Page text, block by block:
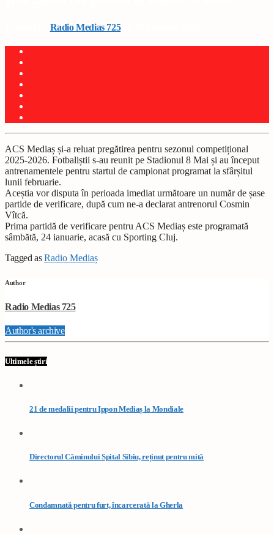
Radio Medias 725on 19 ianuarie 2026
ACS Mediaș și-a reluat pregătirea pentru sezonul competițional
2025-2026. Fotbaliștii s-au reunit pe Stadionul 8 Mai și au început
antrenamentele pentru startul de campionat programat la sfârșitul
lunii februarie.
Aceștia vor disputa în perioada imediat următoare un număr de șase
partide de verificare, după cum ne-a declarat antrenorul Cosmin
Vîtcă.
Prima partidă de verificare pentru ACS Mediaș este programată
sâmbătă, 24 ianuarie, acasă cu Sporting Cluj.
Tagged asRadio Mediaș
Author
Radio Medias 725
Author's archive
Ultimele știri
21 de medalii pentru Ippon Mediaș la Mondiale
Directorul Căminului Spital Sibiu, reținut pentru mită
Condamnată pentru furt, încarcerată la Gherla